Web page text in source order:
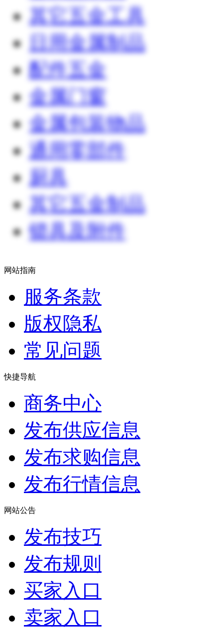
其它五金工具
日用金属制品
配件五金
金属门窗
金属包装物品
通用零部件
厨具
其它五金制品
锁具及附件
网站指南
服务条款
版权隐私
常见问题
快捷导航
商务中心
发布供应信息
发布求购信息
发布行情信息
网站公告
发布技巧
发布规则
买家入口
卖家入口